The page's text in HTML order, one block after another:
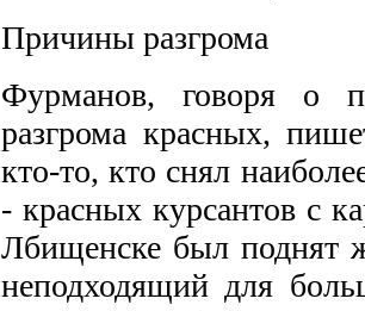
Причины разгрома
Фурманов, говоря о
разгрома красных,
кто-то, кто снял
- красных курсантов с
Лбищенске был поднят
неподходящий для